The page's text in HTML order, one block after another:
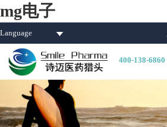
mg电子
Language
400-138-6860